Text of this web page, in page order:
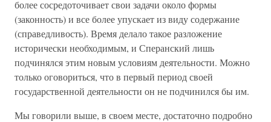
более сосредоточивает свои задачи около формы
(законность) и все более упускает из виду содержание
(справедливость). Время делало такое разложение
исторически необходимым, и Сперанский лишь
подчинялся этим новым условиям деятельности. Можно
только оговориться, что в первый период своей
государственной деятельности он не подчинился бы им.
Мы говорили выше, в своем месте, достаточно подробно